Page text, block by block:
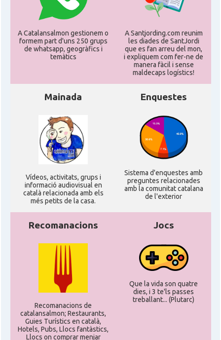
Consolat Consolat general a Roma
* + ambaixades i consolats
A Catalansalmon gestionem o
formem part d'uns 250 grups
de whatsapp, geogràfics i
temàtics
A Santjording.com reunim
les diades de SantJordi
que es fan arreu del mon,
i expliquem com fer-ne de
manera fàcil i sense
maldecaps logí­stics!
Mainada
Ví­deos, activitats, grups i
informació audiovisual en
català relacionada amb els
més petits de la casa.
Enquestes
Sistema d'enquestes amb
preguntes relacionades
amb la comunitat catalana
de l'exterior
Recomanacions
Recomanacions de
catalansalmon; Restaurants,
Guies Turístics en català,
Hotels, Pubs, Llocs fantàstics,
Llocs on comprar menjar
Jocs
Que la vida son quatre
dies, i 3 te'ls passes
treballant... (Plutarc)